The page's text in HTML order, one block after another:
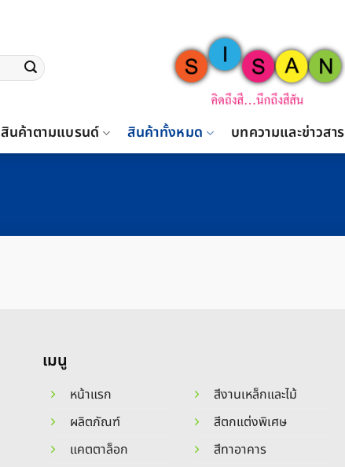
สินค้าตามแบรนด์ สินค้าทั้งหมด บทความและข่าวสาร
เมนู
หน้าแรก
ผลิตภัณฑ์
แคตตาล็อก
สีงานเหล็กและไม้
สีตกแต่งพิเศษ
สีทาอาคาร